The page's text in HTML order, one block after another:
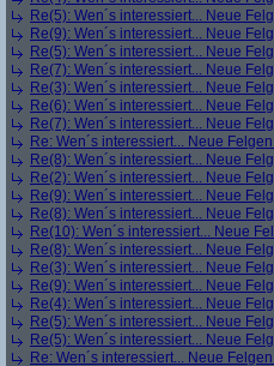
Re(5): Wen´s interessiert... Neue
Re(9): Wen´s interessiert... Neue
Re(5): Wen´s interessiert... Neue
Re(7): Wen´s interessiert... Neue
Re(3): Wen´s interessiert... Neue
Re(6): Wen´s interessiert... Neue
Re(7): Wen´s interessiert... Neue
Re: Wen´s interessiert... Neue Felgen
Re(8): Wen´s interessiert... Neue
Re(2): Wen´s interessiert... Neue
Re(9): Wen´s interessiert... Neue
Re(8): Wen´s interessiert... Neue
Re(10): Wen´s interessiert... Neue
Re(8): Wen´s interessiert... Neue
Re(3): Wen´s interessiert... Neue
Re(9): Wen´s interessiert... Neue
Re(4): Wen´s interessiert... Neue
Re(5): Wen´s interessiert... Neue
Re(5): Wen´s interessiert... Neue
Re: Wen´s interessiert... Neue Felgen